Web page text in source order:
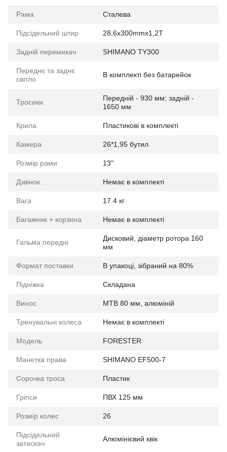
Рама Сталева
Підсідельний штир 28,6х300mmх1,2T
Задній перемикач SHIMANO TY300
Переднє та заднє
світло
В комплекті без батарейок
Тросики
Передній - 930 мм; задній -
1650 мм
Крила Пластикові в комплекті
Камера 26*1,95 бутил
Розмір рами 13"
Дзвінок Немає в комплекті
Вага 17.4 кг
Багажник + корзина Немає в комплекті
Гальма передні
Дисковий, діаметр ротора 160
мм
Формат поставки В упакоці, зібраний на 80%
Підніжка Складана
Винос МТВ 80 мм, алюміній
Тренувальні колеса Немає в комплекті
Мoдель FORESTER
Манетка права SHIMANO EF500-7
Сорочка троса Пластик
Гріпси ПВХ 125 мм
Розмір колес 26
Підсідельний
затискач
Алюмінієвий квік